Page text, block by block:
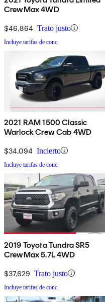
CrewMax 4WD
$46,864 Trato justo
Incluye tarifas de conc.
2021 RAM 1500 Classic
Warlock Crew Cab 4WD
$34,094 Incierto
Incluye tarifas de conc.
2019 Toyota Tundra SR5
CrewMax 5.7L 4WD
$37,629 Trato justo
Incluye tarifas de conc.